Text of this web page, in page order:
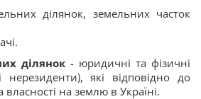
ділянок, земельних часток
ділянок - юридичні та фізичні
які відповідно до
на землю в Україні.